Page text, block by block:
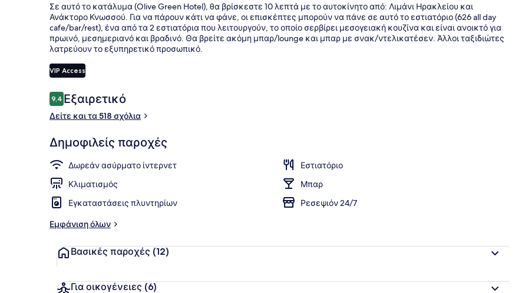
Παραλία
Σε αυτό το κατάλυμα (Olive Green Hotel), θα βρίσκεστε 10 λεπτά με το αυτοκίνητο από: Λιμάνι Ηρακλείου και
Ανάκτορο Κνωσσού. Για να πάρουν κάτι να φάνε, οι επισκέπτες μπορούν να πάνε σε αυτό το εστιατόριο (626 all day
cafe/bar/rest), ένα από τα 2 εστιατόρια που λειτουργούν, το οποίο σερβίρει μεσογειακή κουζίνα και είναι ανοικτό για
πρωινό, μεσημεριανό και βραδινό. Θα βρείτε ακόμη μπαρ/lounge και μπαρ με σνακ/ντελικατέσεν. Άλλοι ταξιδιώτες
λατρεύουν το εξυπηρετικό προσωπικό.
VIP Access
Σχόλια
9,49,4 στα 10
Εξαιρετικό
Δείτε και τα 518 σχόλια
Δημοφιλείς παροχές
Δωρεάν ασύρματο ίντερνετ
Εστιατόριο
Κλιματισμός
Μπαρ
Εγκαταστάσεις πλυντηρίων
Ρεσεψιόν 24/7
Εμφάνιση όλων
Βασικές παροχές (12)
Για οικογένειες (6)